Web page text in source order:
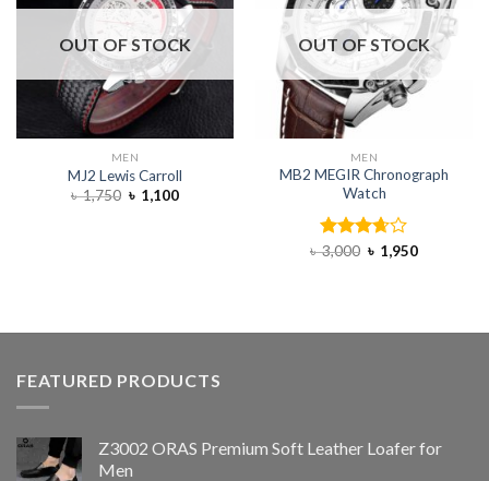
OUT OF STOCK
MEN
MJ2 Lewis Carroll
৳1,750 ৳ 1,100
OUT OF STOCK
MEN
MB2 MEGIR Chronograph
Watch
Rated
৳3,000 ৳ 1,950
FEATURED PRODUCTS
Z3002 ORAS Premium Soft Leather Loafer for
Men